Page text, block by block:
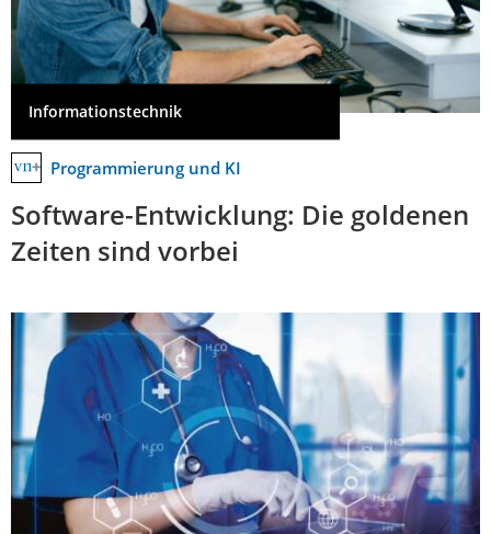
Informationstechnik
Programmierung und KI
Software-Entwicklung: Die goldenen
Zeiten sind vorbei